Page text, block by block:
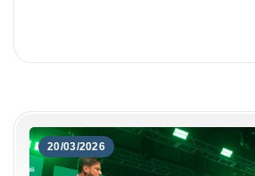
20/03/2026